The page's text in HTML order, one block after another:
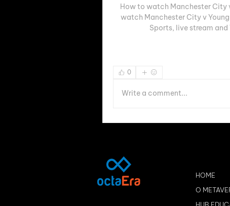
How to watch Manchester City
watch Manchester City v
Sports, live stream and
0
Write a comment...
HOME
O